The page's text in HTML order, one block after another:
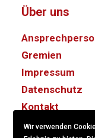
Über uns
Gremien
Impressum
Datenschutz
Kontakt
Wir verwenden